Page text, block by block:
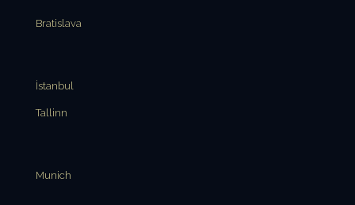
Bratislava
İstanbul
Tallinn
Munich